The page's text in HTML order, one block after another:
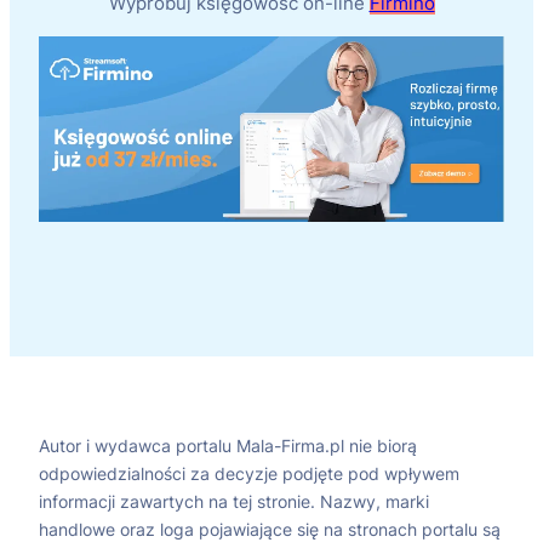
Autor i wydawca portalu Mala-Firma.pl nie biorą
odpowiedzialności za decyzje podjęte pod wpływem
informacji zawartych na tej stronie. Nazwy, marki
handlowe oraz loga pojawiające się na stronach portalu są